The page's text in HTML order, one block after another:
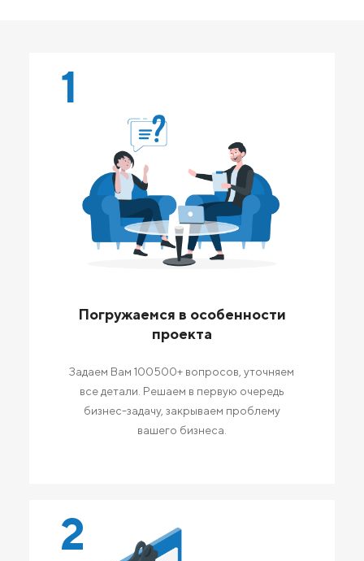
1
Погружаемся в особенности
проекта
Задаем Вам 100500+ вопросов, уточняем
все детали. Решаем в первую очередь
бизнес-задачу, закрываем проблему
вашего бизнеса.
2